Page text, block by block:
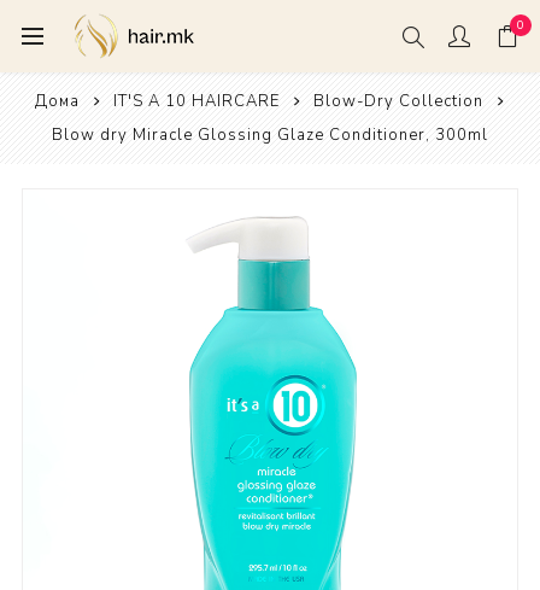
0
Дома IT'S A 10 HAIRCARE
Blow-Dry Collection
Blow dry Miracle Glossing Glaze Conditioner, 300ml